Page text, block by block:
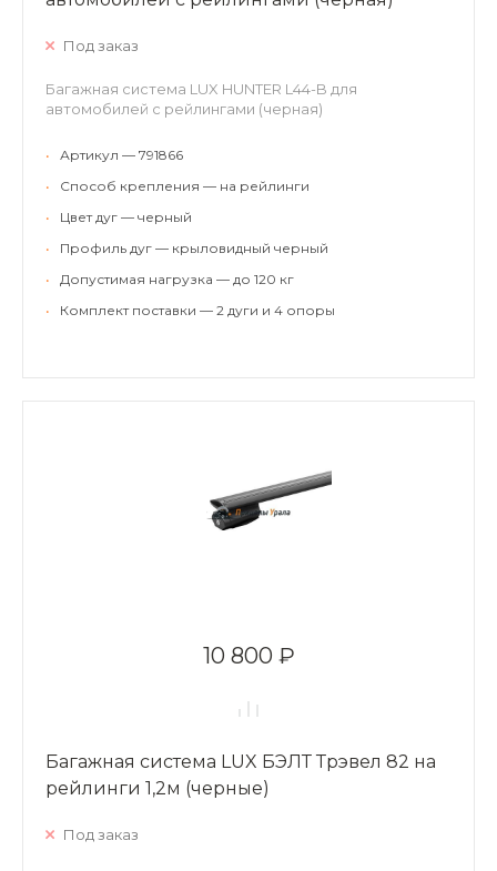
Под заказ
Багажная система LUX HUNTER L44-B для
автомобилей с рейлингами (черная)
•
Артикул — 791866
•
Способ крепления — на рейлинги
•
Цвет дуг — черный
•
Профиль дуг — крыловидный черный
•
Допустимая нагрузка — до 120 кг
•
Комплект поставки — 2 дуги и 4 опоры
10 800 ₽
Багажная система LUX БЭЛТ Трэвел 82 на
рейлинги 1,2м (черные)
Под заказ